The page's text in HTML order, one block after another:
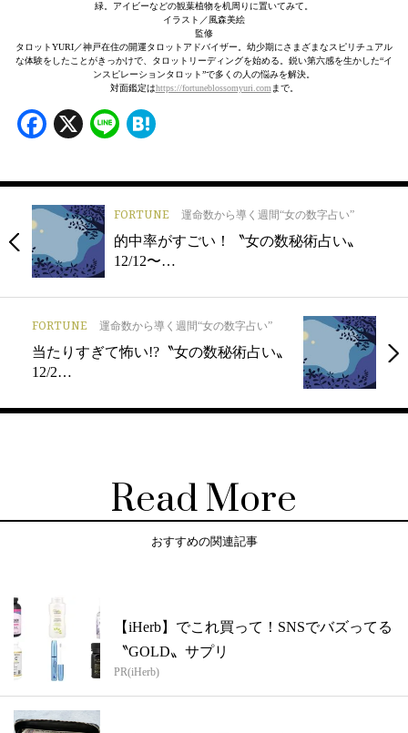
緑。アイビーなどの観葉植物を机周りに置いてみて。
イラスト／風森美絵
監修
タロットYURI／神戸在住の開運タロットアドバイザー。幼少期にさまざまなスピリチュアル
な体験をしたことがきっかけで、タロットリーディングを始める。鋭い第六感を生かした“イ
ンスピレーションタロット”で多くの人の悩みを解決。
対面鑑定はhttps://fortuneblossomyuri.com まで。
Facebook
X Line
FORTUNE 運命数から導く週間“女の数字占い”
的中率がすごい！〝女の数秘術占い〟
12/12〜…
FORTUNE 運命数から導く週間“女の数字占い”
当たりすぎて怖い!?〝女の数秘術占い〟
12/2…
Read More
おすすめの関連記事
【iHerb】でこれ買って！SNSでバズってる
〝GOLD〟サプリ
PR(iHerb)